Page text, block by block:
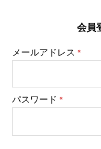
会員
メールアドレス
(必
パスワード
(必